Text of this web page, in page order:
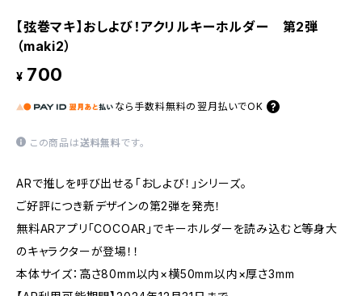
【弦巻マキ】おしよび！アクリルキーホルダー 第2弾
（maki2）
¥ 700
なら 手数料無料の 翌月払いでOK
この商品は送料無料です。
ARで推しを呼び出せる「おしよび！」シリーズ。
ご好評につき新デザインの第2弾を発売！
無料ARアプリ「COCOAR」でキーホルダーを読み込むと等身大
のキャラクターが登場！！
本体サイズ：高さ80mm以内×横50mm以内×厚さ3mm